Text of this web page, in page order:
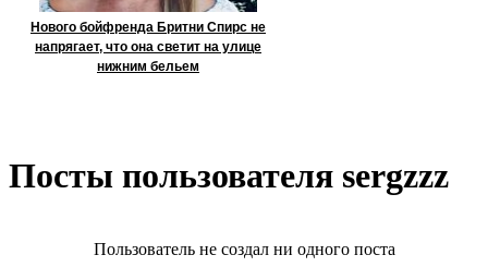
Нового бойфренда Бритни Спирс не
напрягает, что она светит на улице
нижним бельем
Посты пользователя sergzzz
Пользователь не создал ни одного поста